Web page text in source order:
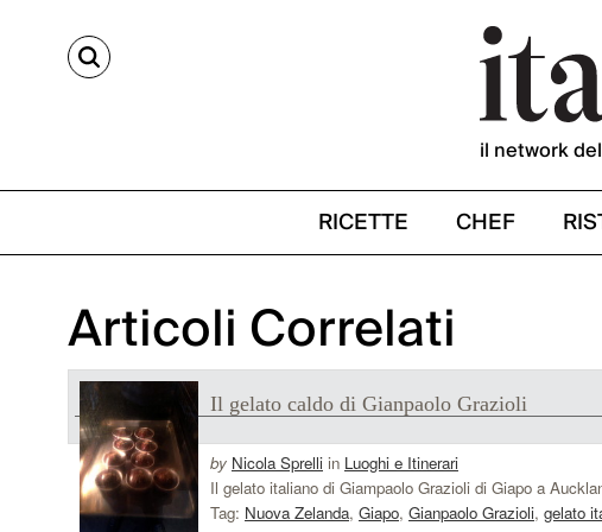
CERCA
il network
RICETTE CHEF
Articoli Correlati
Il gelato caldo di Gianpaolo Grazioli
by Nicola Sprelli in Luoghi e Itinerari
Il gelato italiano di Giampaolo Grazioli di Giapo a
Tag: Nuova Zelanda, Giapo, Gianpaolo Grazioli, gelato